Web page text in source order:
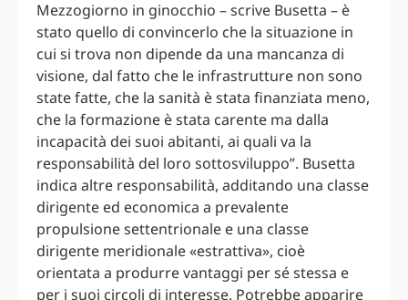
Mezzogiorno in ginocchio – scrive Busetta – è
stato quello di convincerlo che la situazione in
cui si trova non dipende da una mancanza di
visione, dal fatto che le infrastrutture non sono
state fatte, che la sanità è stata finanziata meno,
che la formazione è stata carente ma dalla
incapacità dei suoi abitanti, ai quali va la
responsabilità del loro sottosviluppo”. Busetta
indica altre responsabilità, additando una classe
dirigente ed economica a prevalente
propulsione settentrionale e una classe
dirigente meridionale «estrattiva», cioè
orientata a produrre vantaggi per sé stessa e
per i suoi circoli di interesse. Potrebbe apparire